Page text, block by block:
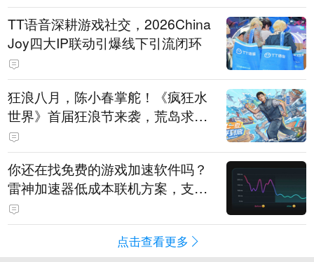
TT语音深耕游戏社交，2026China
Joy四大IP联动引爆线下引流闭环
狂浪八月，陈小春掌舵！《疯狂水
世界》首届狂浪节来袭，荒岛求生
直播即将开启
你还在找免费的游戏加速软件吗？
雷神加速器低成本联机方案，支持
免费试用
点击查看更多